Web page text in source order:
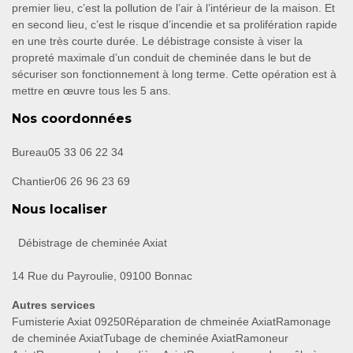
premier lieu, c’est la pollution de l’air à l’intérieur de la maison. Et
en second lieu, c’est le risque d’incendie et sa prolifération rapide
en une très courte durée. Le débistrage consiste à viser la
propreté maximale d’un conduit de cheminée dans le but de
sécuriser son fonctionnement à long terme. Cette opération est à
mettre en œuvre tous les 5 ans.
Nos coordonnées
Bureau05 33 06 22 34
Chantier06 26 96 23 69
Nous localiser
Débistrage de cheminée Axiat
14 Rue du Payroulie, 09100 Bonnac
Autres services
Fumisterie Axiat 09250Réparation de chmeinée AxiatRamonage
de cheminée AxiatTubage de cheminée AxiatRamoneur